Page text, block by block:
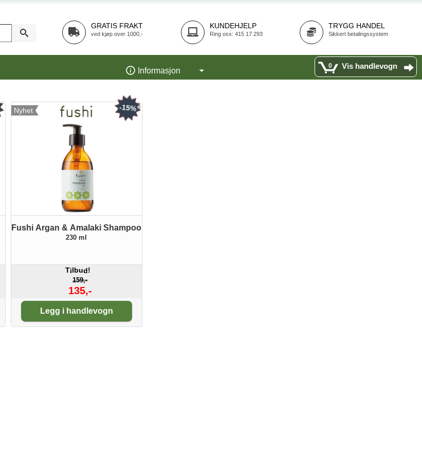
GRATIS FRAKT
ved kjøp over 1000,-
KUNDEHJELP
Ring oss: 415 17 293
TRYGG HANDEL
Sikkert betalingssystem
0 Vis handlevogn
Informasjon
Nyhet
Fushi Argan & Amalaki Shampoo
230 ml
Tilbud!
159,-
135,-
-15%
Legg i handlevogn